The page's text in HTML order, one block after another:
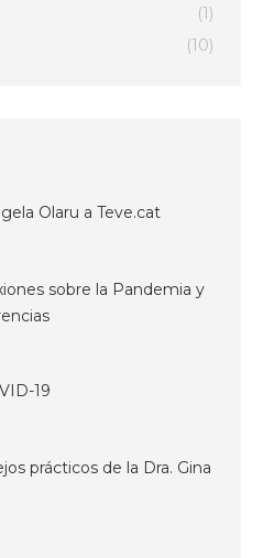
(1)
(10)
Olaru a Teve.cat
sobre la Pandemia y
19
prácticos de la Dra. Gina